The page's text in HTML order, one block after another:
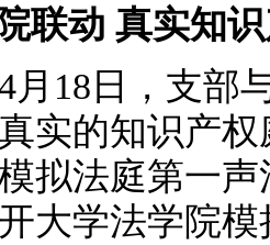
联动 真实知
18日，支部
实的知识产
拟法庭第一
大学法学院